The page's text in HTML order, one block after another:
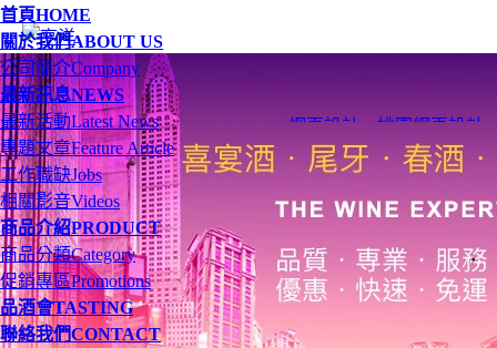
首頁HOME
關於我們ABOUT US
公司簡介Company
最新訊息NEWS
最新活動Latest News
專題文章Feature Article
工作職缺Jobs
相關影音Videos
商品介紹PRODUCT
商品分類Category
促銷專區Promotions
品酒會TASTING
聯絡我們CONTACT
網頁設計 桃園網頁設計